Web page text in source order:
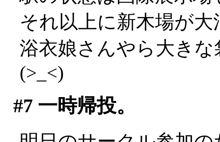
それ以上に新木場が大
浴衣娘さんやら大き
(>_<)
#7 一時帰投。